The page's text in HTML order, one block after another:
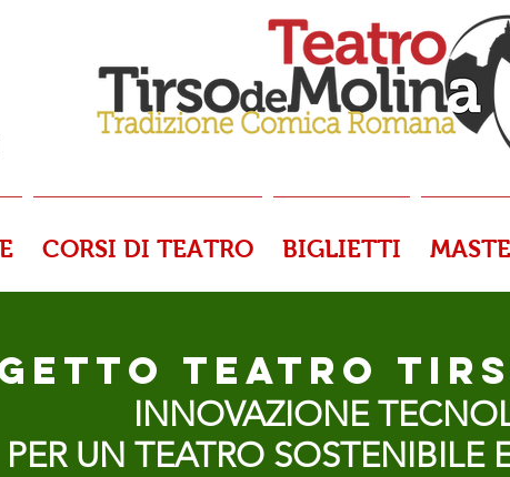
CORSI DI TEATRO BIGLIETTI
TEATRO
INNOVAZIONE
PER UN TEATRO SOSTENIBILE